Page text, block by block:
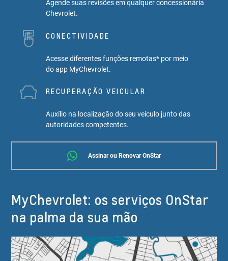
Agende suas revisões em qualquer concessionária
Chevrolet.
CONECTIVIDADE
Acesse diferentes funções remotas* por meio
do app MyChevrolet.
RECUPERAÇÃO VEICULAR
Auxílio na localização do seu veículo junto das
autoridades competentes.
Assinar ou Renovar OnStar
MyChevrolet: os serviços OnStar
na palma da sua mão